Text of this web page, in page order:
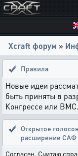
Xcraft форум »
Правила
Новые идеи
быть приняты в
Конгрессе или ВМС.
Открытое
расширение САФ
Согласен. Считаю